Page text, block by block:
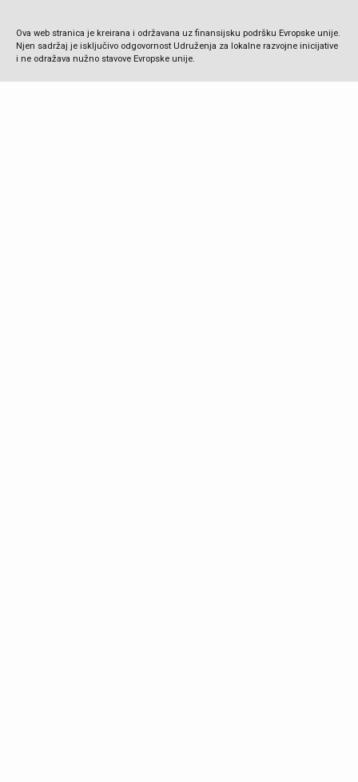
Ova web stranica je kreirana i održavana uz finansijsku podršku Evropske unije.
Njen sadržaj je isključivo odgovornost Udruženja za lokalne razvojne inicijative
i ne odražava nužno stavove Evropske unije.